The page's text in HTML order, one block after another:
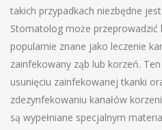
takich przypadkach niezbędne
Stomatolog może przeprowadzić
popularnie znane jako leczenie
zainfekowany ząb lub korzeń.
usunięciu zainfekowanej tkanki
zdezynfekowaniu kanałów
są wypełniane specjalnym